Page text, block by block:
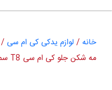
خانه / لوازم یدکی کی ام سی /
مه شکن جلو کی ام سی T8 سمت شاگرد